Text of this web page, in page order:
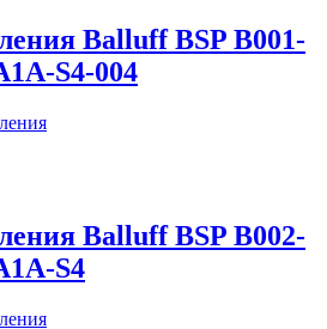
Balluff BSP B001-
S4-004
Balluff BSP B002-
S4